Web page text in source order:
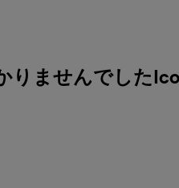
りませんでした